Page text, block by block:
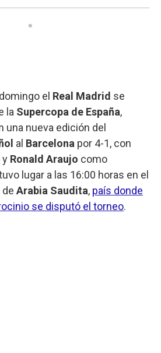
el Real Madrid se
la Supercopa de España,
una nueva edición del
al Barcelona por 4-1, con
y Ronald Araujo como
lugar a las 16:00 horas en el
de Arabia Saudita, país donde
se disputó el torneo.